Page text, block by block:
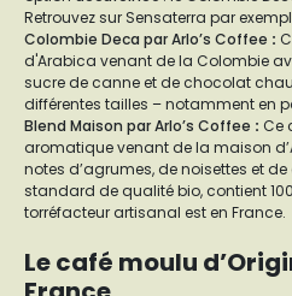
Retrouvez sur Sensaterra par
Colombie Deca par Arlo’s Coffee :
d'Arabica venant de la Colombie
sucre de canne et de chocolat
différentes tailles – notamment en
Blend Maison par Arlo’s Coffee : Ce
aromatique venant de la maison
notes d’agrumes, de noisettes et
standard de qualité bio, contient
torréfacteur artisanal est en France.
Le café moulu